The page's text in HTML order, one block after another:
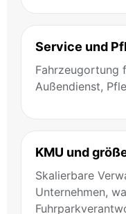
Service und
Fahrzeugortung
Außendienst,
KMU und
Skalierbare
Unternehmen,